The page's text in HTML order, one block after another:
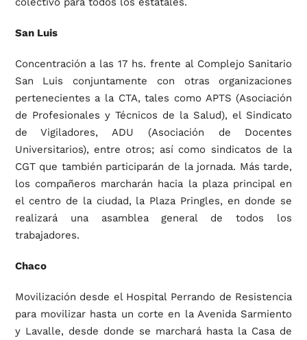
San Luis
Concentración a las 17 hs. frente al Complejo Sanitario
San Luis conjuntamente con otras organizaciones
pertenecientes a la CTA, tales como APTS (Asociación
de Profesionales y Técnicos de la Salud), el Sindicato
de Vigiladores, ADU (Asociación de Docentes
Universitarios), entre otros; así como sindicatos de la
CGT que también participarán de la jornada. Más tarde,
los compañeros marcharán hacia la plaza principal en
el centro de la ciudad, la Plaza Pringles, en donde se
realizará una asamblea general de todos los
trabajadores.
Chaco
Movilización desde el Hospital Perrando de Resistencia
para movilizar hasta un corte en la Avenida Sarmiento
y Lavalle, desde donde se marchará hasta la Casa de